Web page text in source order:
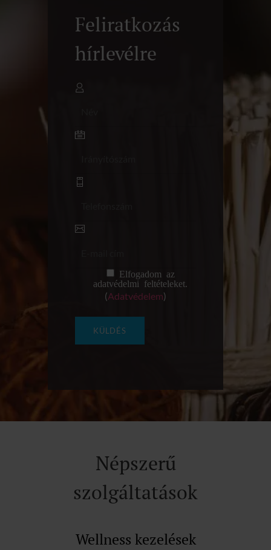
Feliratkozás
hírlevélre
Elfogadom az
adatvédelmi feltételeket.
(Adatvédelem)
Népszerű
szolgáltatások
Wellness kezelések